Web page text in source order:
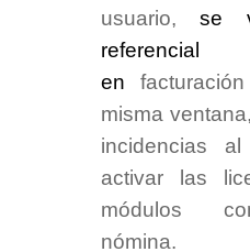
usuario,se
referencial
en facturación
misma
incidencias
activar las
módulos
nómina.